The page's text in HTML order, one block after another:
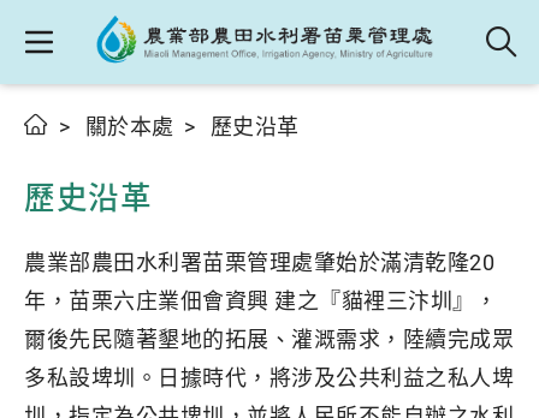
關於本處 歷史沿革
歷史沿革
農業部農田水利署苗栗管理處肇始於滿清乾隆20
年，苗栗六庄業佃會資興 建之『貓裡三汴圳』，
爾後先民隨著墾地的拓展、灌溉需求，陸續完成眾
多私設埤圳。日據時代，將涉及公共利益之私人埤